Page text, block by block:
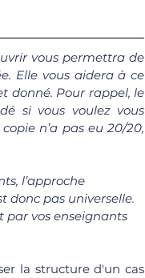
vous permettra de
Elle vous aidera à ce
donné. Pour rappel, le
si vous voulez vous
n’a pas eu 20/20,
l’approche
donc pas universelle.
par vos enseignants
la structure d'un cas